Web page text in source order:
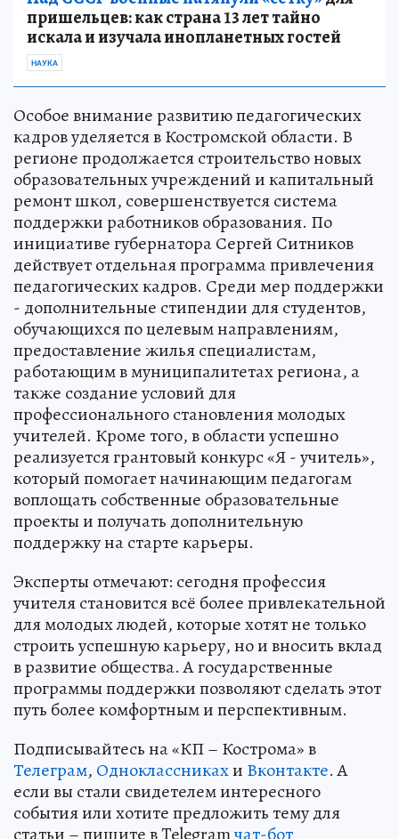
пришельцев: как страна 13 лет тайно
искала и изучала инопланетных гостей
НАУКА
Особое внимание развитию педагогических
кадров уделяется в Костромской области. В
регионе продолжается строительство новых
образовательных учреждений и капитальный
ремонт школ, совершенствуется система
поддержки работников образования. По
инициативе губернатора Сергей Ситников
действует отдельная программа привлечения
педагогических кадров. Среди мер поддержки
- дополнительные стипендии для студентов,
обучающихся по целевым направлениям,
предоставление жилья специалистам,
работающим в муниципалитетах региона, а
также создание условий для
профессионального становления молодых
учителей. Кроме того, в области успешно
реализуется грантовый конкурс «Я - учитель»,
который помогает начинающим педагогам
воплощать собственные образовательные
проекты и получать дополнительную
поддержку на старте карьеры.
Эксперты отмечают: сегодня профессия
учителя становится всё более привлекательной
для молодых людей, которые хотят не только
строить успешную карьеру, но и вносить вклад
в развитие общества. А государственные
программы поддержки позволяют сделать этот
путь более комфортным и перспективным.
Подписывайтесь на «КП – Кострома» в
Телеграм, Одноклассникахи Вконтакте. А
если вы стали свидетелем интересного
события или хотите предложить тему для
статьи – пишите в Telegramчат-бот